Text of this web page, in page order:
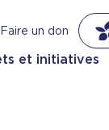
Faire un don
et initiatives